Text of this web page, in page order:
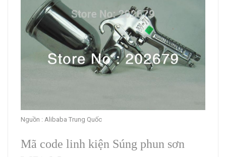
Nguồn : Alibaba Trung Quốc
Mã code linh kiện Súng phun sơn